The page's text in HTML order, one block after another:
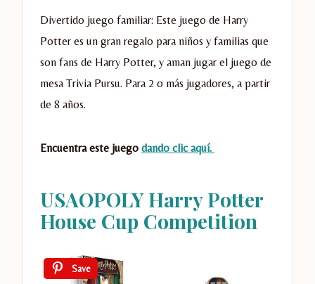
Divertido juego familiar: Este juego de Harry
Potter es un gran regalo para niños y familias que
son fans de Harry Potter, y aman jugar el juego de
mesa Trivia Pursu. Para 2 o más jugadores, a partir
de 8 años.
Encuentra este juego dando clic aquí.
USAOPOLY Harry Potter
House Cup Competition
Save